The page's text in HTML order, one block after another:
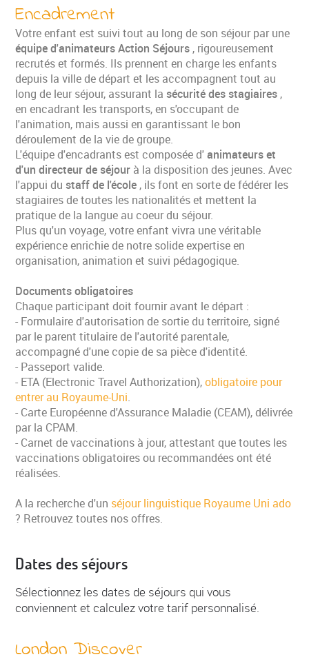
Encadrement
Votre enfant est suivi tout au long de son séjour par une
équipe d'animateurs Action Séjours , rigoureusement
recrutés et formés. Ils prennent en charge les enfants
depuis la ville de départ et les accompagnent tout au
long de leur séjour, assurant lasécurité des stagiaires ,
en encadrant les transports, en s'occupant de
l'animation, mais aussi en garantissant le bon
déroulement de la vie de groupe.
L'équipe d'encadrants est composée d'animateurs et
d'un directeur de séjour à la disposition des jeunes. Avec
l'appui dustaff de l'école , ils font en sorte de fédérer les
stagiaires de toutes les nationalités et mettent la
pratique de la langue au coeur du séjour.
Plus qu'un voyage, votre enfant vivra une véritable
expérience enrichie de notre solide expertise en
organisation, animation et suivi pédagogique.
Documents obligatoires
Chaque participant doit fournir avant le départ :
- Formulaire d'autorisation de sortie du territoire, signé
par le parent titulaire de l'autorité parentale,
accompagné d'une copie de sa pièce d'identité.
- Passeport valide.
- ETA (Electronic Travel Authorization),obligatoire pour
entrer au Royaume-Uni.
- Carte Européenne d'Assurance Maladie (CEAM), délivrée
par la CPAM.
- Carnet de vaccinations à jour, attestant que toutes les
vaccinations obligatoires ou recommandées ont été
réalisées.
A la recherche d'un séjour linguistique Royaume Uni ado
? Retrouvez toutes nos offres.
Dates des séjours
Sélectionnez les dates de séjours qui vous
conviennent et calculez votre tarif personnalisé.
London Discover